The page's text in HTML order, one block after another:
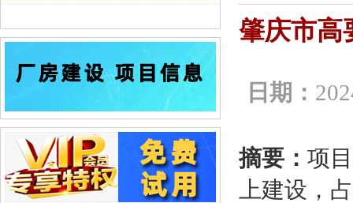
肇庆市高
日期：
摘要： 项
上建设，